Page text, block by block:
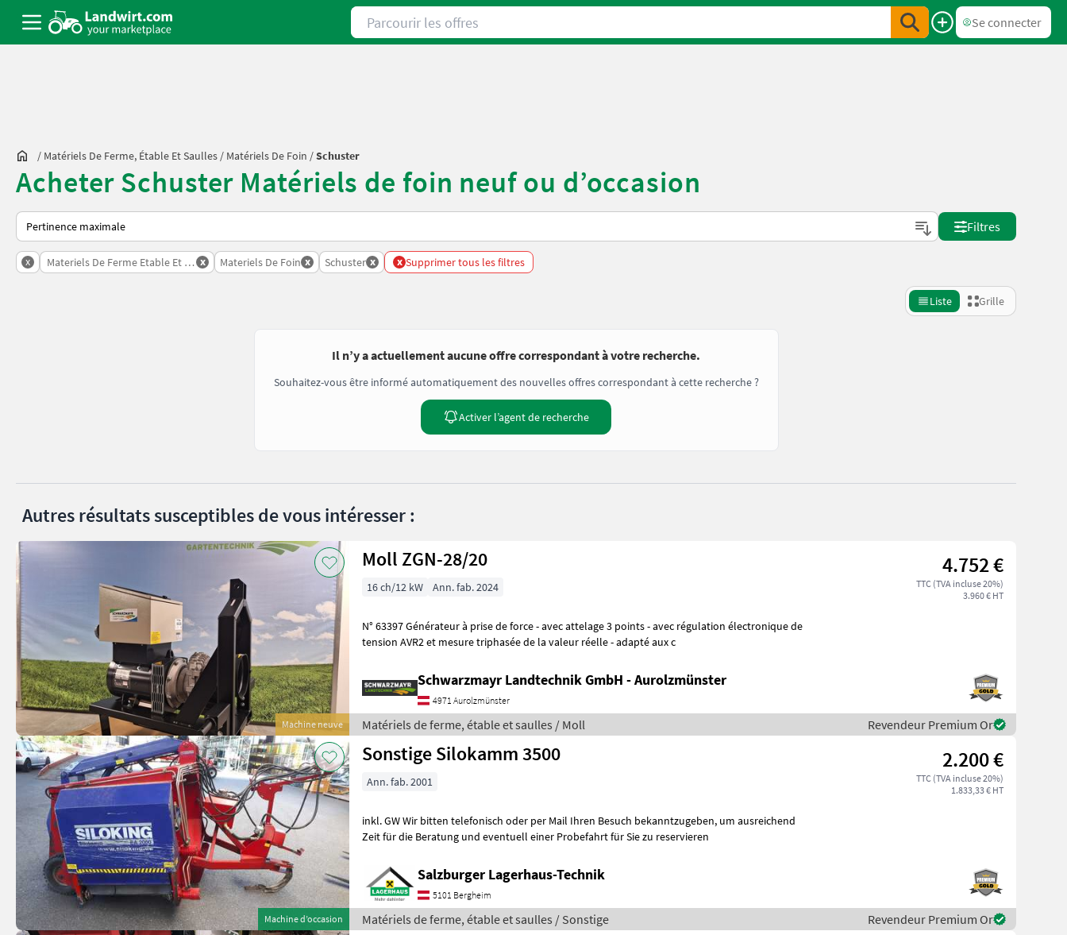
Parcourir les offres
Se connecter
/ Matériels De Ferme, Étable Et Saulles / Matériels De Foin /Schuster
Acheter Schuster Matériels de foin neuf ou d’occasion
Voici comment les annonces sont triées sur Landwirt.com
Filtres
x Materiels De Ferme Etable Et Saulles
x Materiels De Foin x Schuster x x Supprimer tous les filtres
Liste Grille
Il n’y a actuellement aucune offre correspondant à votre recherche.
Souhaitez-vous être informé automatiquement des nouvelles offres correspondant à cette recherche ?
Activer l’agent de recherche
Autres résultats susceptibles de vous intéresser :
Machine neuve
Moll ZGN-28/20 4.752 €
TTC (TVA incluse 20%)
3.960 € HT
16 ch/12 kW Ann. fab. 2024
N° 63397 Générateur à prise de force - avec attelage 3 points - avec régulation électronique de
tension AVR2 et mesure triphasée de la valeur réelle - adapté aux c
Schwarzmayr Landtechnik GmbH - Aurolzmünster
4971 Aurolzmünster
Matériels de ferme, étable et saulles / Moll Revendeur Premium Or
Machine d’occasion
Sonstige Silokamm 3500 2.200 €
TTC (TVA incluse 20%)
1.833,33 € HT
Ann. fab. 2001
inkl. GW Wir bitten telefonisch oder per Mail Ihren Besuch bekanntzugeben, um ausreichend
Zeit für die Beratung und eventuell einer Probefahrt für Sie zu reservieren
Salzburger Lagerhaus-Technik
5101 Bergheim
Matériels de ferme, étable et saulles / Sonstige Revendeur Premium Or